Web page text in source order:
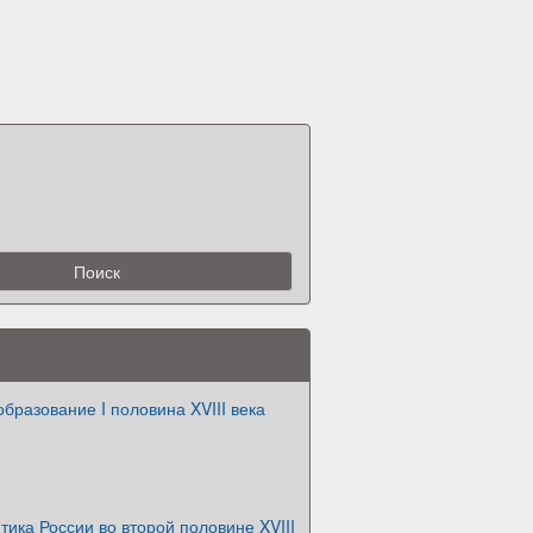
I половина XVIII века
России во второй половине XVIII